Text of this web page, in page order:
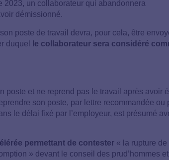
2023, un collaborateur qui abandonnera
démissionné.
poste de travail devra, pour cela, être
duquel
le collaborateur sera considéré
poste et ne reprend pas le travail après avoir
son poste, par lettre recommandée ou
le délai fixé par l’employeur, est présumé
permettant de contester « la rupture de
» devant le conseil des prud’hommes